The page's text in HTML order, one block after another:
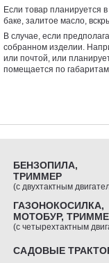
Если товар планируется
баке, залитое масло,
В случае, если
собранном изделии.
или почтой, или
помещается по
БЕНЗОПИЛА,
ТРИММЕР
(с двухтактным
ГАЗОНОКОСИЛКА,
МОТОБУР,
(с четырехтактным
САДОВЫЕ